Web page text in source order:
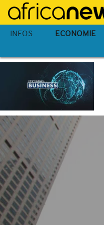
Passer
au
contenu
INFOS ECONOMIE